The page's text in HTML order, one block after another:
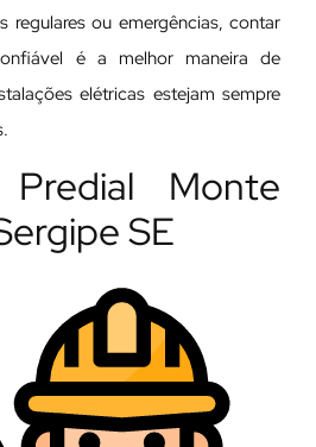
regulares ou emergências, contar
é a melhor maneira de
elétricas estejam sempre
Predial Monte
SE